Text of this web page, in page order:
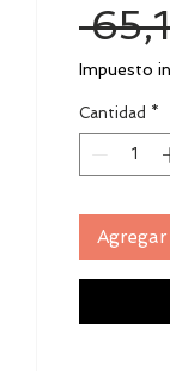
Impuesto
Cantidad *